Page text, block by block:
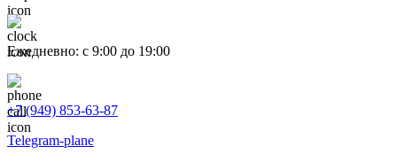
Ежедневно: с 9:00 до 19:00
+7 (949) 853-63-87
Telegram-plane